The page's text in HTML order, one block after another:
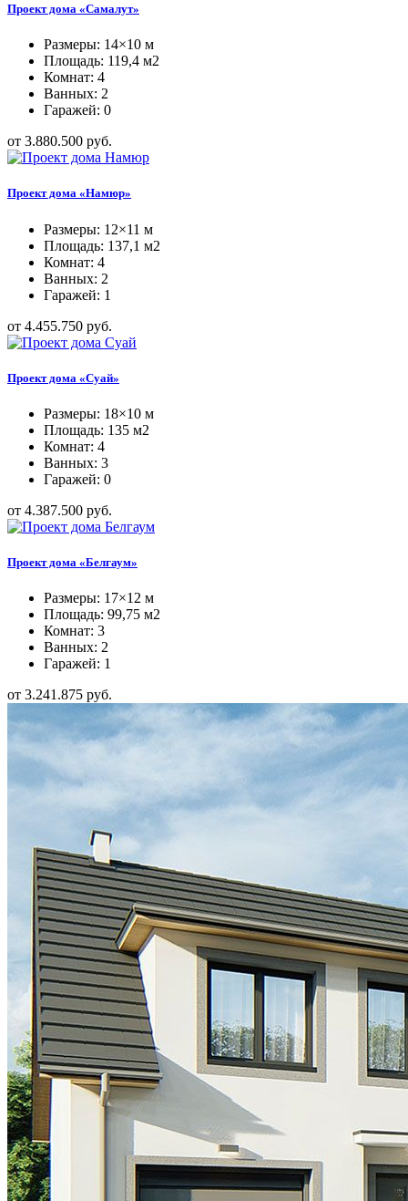
Проект дома «Самалут»
Размеры: 14×10 м
Площадь: 119,4 м2
Комнат: 4
Ванных: 2
Гаражей: 0
от 3.880.500 руб.
Проект дома «Намюр»
Размеры: 12×11 м
Площадь: 137,1 м2
Комнат: 4
Ванных: 2
Гаражей: 1
от 4.455.750 руб.
Проект дома «Суай»
Размеры: 18×10 м
Площадь: 135 м2
Комнат: 4
Ванных: 3
Гаражей: 0
от 4.387.500 руб.
Проект дома «Белгаум»
Размеры: 17×12 м
Площадь: 99,75 м2
Комнат: 3
Ванных: 2
Гаражей: 1
от 3.241.875 руб.